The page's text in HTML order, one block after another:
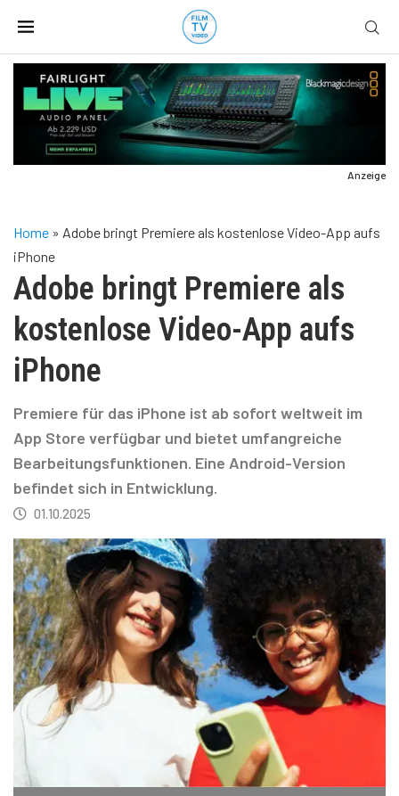
Anzeige
Home » Adobe bringt Premiere als kostenlose Video-App aufs
iPhone
Adobe bringt Premiere als
kostenlose Video-App aufs
iPhone
Premiere für das iPhone ist ab sofort weltweit im
App Store verfügbar und bietet umfangreiche
Bearbeitungsfunktionen. Eine Android-Version
befindet sich in Entwicklung.
01.10.2025